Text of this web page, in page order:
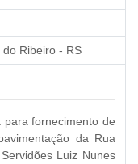
Ribeiro - RS
fornecimento de
da Rua
Luiz Nunes